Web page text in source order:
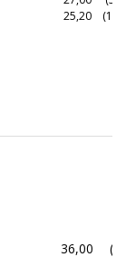
25,20
36,00